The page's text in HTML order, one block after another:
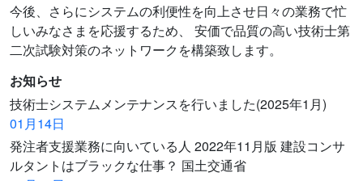
今後、さらにシステムの利便性を向上させ日々の業務で忙
しいみなさまを応援するため、 安価で品質の高い技術士第
二次試験対策のネットワークを構築致します。
お知らせ
技術士システムメンテナンスを行いました(2025年1月)
01月14日
発注者支援業務に向いている人 2022年11月版 建設コンサ
ルタントはブラックな仕事？ 国土交通省